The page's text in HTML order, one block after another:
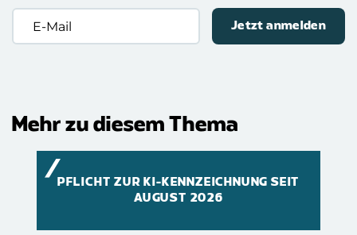
E-
Mail
Mehr zu diesem Thema
PFLICHT ZUR KI-KENNZEICHNUNG SEIT
AUGUST 2026